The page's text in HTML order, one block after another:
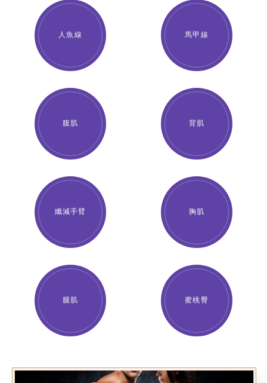
人魚線 馬甲線
腹肌 背肌
纖減手臂 胸肌
腿肌 蜜桃臀